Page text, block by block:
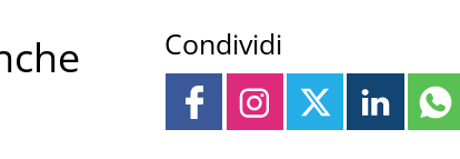
Condividi